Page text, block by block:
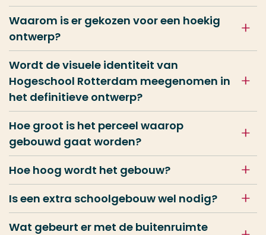
Waarom is er gekozen voor een hoekig
ontwerp?
Wordt de visuele identiteit van
Hogeschool Rotterdam meegenomen in
het definitieve ontwerp?
Hoe groot is het perceel waarop
gebouwd gaat worden?
Hoe hoog wordt het gebouw?
Is een extra schoolgebouw wel nodig?
Wat gebeurt er met de buitenruimte